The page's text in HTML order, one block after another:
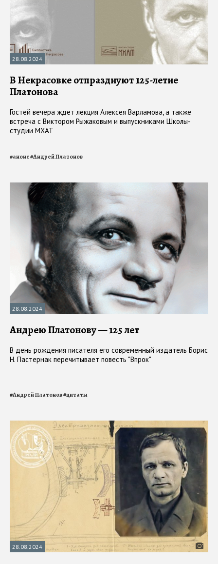
28.08.2024
В Некрасовке отпразднуют 125-летие
Платонова
Гостей вечера ждет лекция Алексея Варламова, а также
встреча с Виктором Рыжаковым и выпускниками Школы-
студии МХАТ
#анонс#Андрей Платонов
28.08.2024
Андрею Платонову — 125 лет
В день рождения писателя его современный издатель Борис
Н. Пастернак перечитывает повесть "Впрок"
#Андрей Платонов#цитаты
28.08.2024